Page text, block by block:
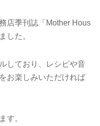
店季刊誌「Mother Hous
した。
しており、レシピや音
お楽しみいただければ
す。